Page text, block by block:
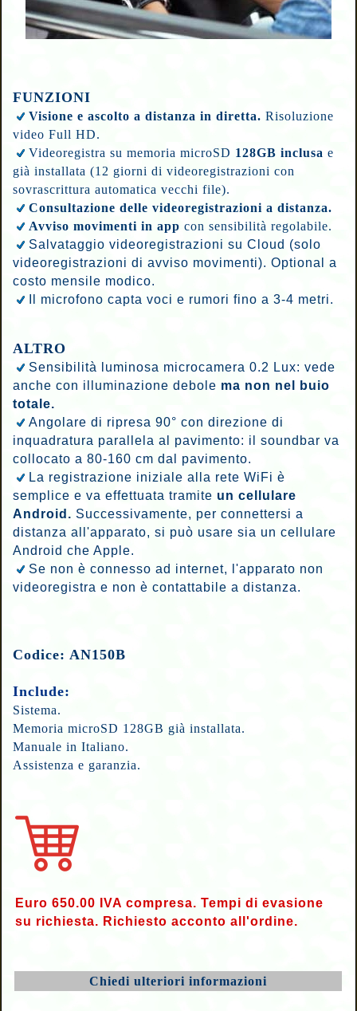
FUNZIONI
Visione e ascolto a distanza in diretta.Risoluzione
video Full HD.
Videoregistra su memoria microSD 128GB inclusa e
già installata (12 giorni di videoregistrazioni con
sovrascrittura automatica vecchi file).
Consultazione delle videoregistrazioni a distanza.
Avviso movimenti in appcon sensibilità regolabile.
Salvataggio videoregistrazioni su Cloud (solo
videoregistrazioni di avviso movimenti). Optional a
costo mensile modico.
Il microfono capta voci e rumori fino a 3-4 metri.
ALTRO
Sensibilità luminosa microcamera 0.2 Lux: vede
anche con illuminazione debole ma non nel buio
totale.
Angolare di ripresa 90° con direzione di
inquadratura parallela al pavimento: il soundbar va
collocato a 80-160 cm dal pavimento.
La registrazione iniziale alla rete WiFi è
semplice e va effettuata tramite un cellulare
Android. Successivamente, per connettersi a
distanza all'apparato, si può usare sia un cellulare
Android che Apple.
Se non è connesso ad internet, l'apparato non
videoregistra e non è contattabile a distanza.
Codice: AN150B
Include:
Sistema.
Memoria microSD 128GB già installata.
Manuale in Italiano.
Assistenza e garanzia.
Euro 650.00 IVA compresa. Tempi di evasione
su richiesta. Richiesto acconto all'ordine.
Chiedi ulteriori informazioni